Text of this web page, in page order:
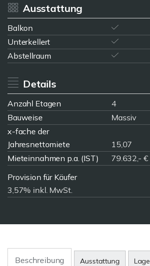
Ausstattung
Balkon
Unterkellert
Abstellraum
Details
Anzahl Etagen
4
Bauweise
Massiv
x-fache der
Jahresnettomiete
15,07
Mieteinnahmen p.a. (IST)
79.632,- €
Provision für Käufer
3,57% inkl. MwSt.
Beschreibung Ausstattung Lage